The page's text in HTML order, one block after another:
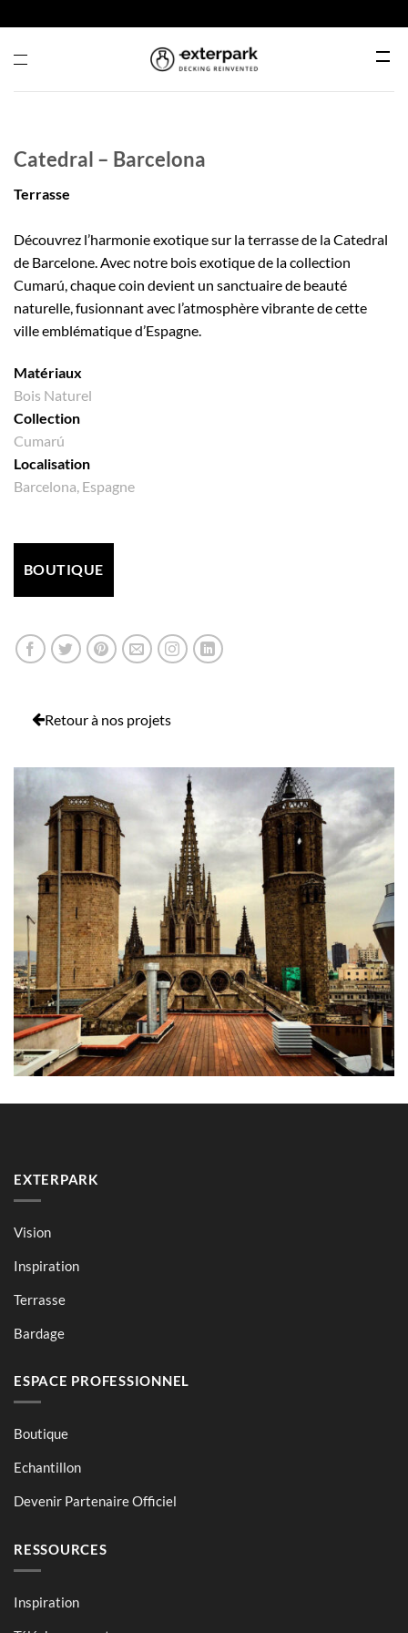
au
contenu
Catedral – Barcelona
Terrasse
Découvrez l’harmonie exotique sur la terrasse de la Catedral
de Barcelone. Avec notre bois exotique de la collection
Cumarú, chaque coin devient un sanctuaire de beauté
naturelle, fusionnant avec l’atmosphère vibrante de cette
ville emblématique d’Espagne.
Matériaux
Bois Naturel
Collection
Cumarú
Localisation
Barcelona, Espagne
BOUTIQUE
Retour à nos projets
EXTERPARK
Vision
Inspiration
Terrasse
Bardage
ESPACE PROFESSIONNEL
Boutique
Echantillon
Devenir Partenaire Officiel
RESSOURCES
Inspiration